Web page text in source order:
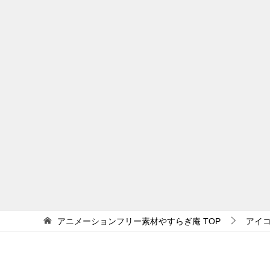
アニメーションフリー素材やすらぎ庵 TOP アイ